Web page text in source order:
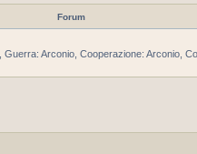
Forum
Arconio, Cooperazione: Arconio,